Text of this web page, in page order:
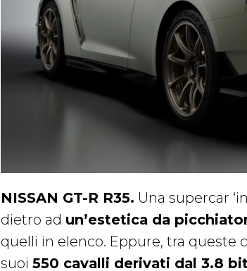
NISSAN GT-R R35. Una supercar
dietro ad un’estetica da
quelli in elenco. Eppure, tra queste
suoi 550 cavalli derivati dal 3.8